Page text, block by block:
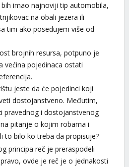
imao najnoviji tip automobila,
na obali jezera ili
tim ako posedujem više od
brojnih resursa, potpuno je
većina pojedinaca ostati
jeste da će pojedinci koji
dostojanstveno. Međutim,
pravednog i dostojanstvenog
pitanje o kojim robama i
to bilo ko treba da propisuje?
principa reč je preraspodeli
ovde je reč je o jednakosti